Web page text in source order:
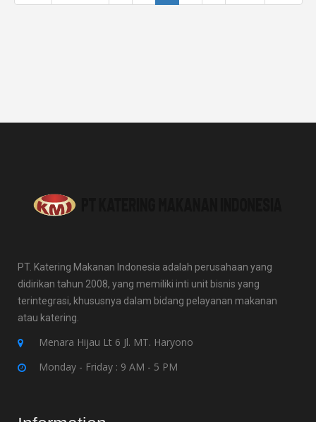
PT. Katering Makanan Indonesia adalah perusahaan yang
didirikan tahun 2008, yang memiliki inti unit bisnis yang
terintegrasi, khususnya dalam bidang pelayanan makanan
atau katering.
Menara Hijau Lt 6 Jl. MT. Haryono
Monday - Friday : 9 AM - 5 PM